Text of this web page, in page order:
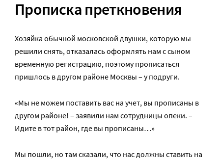
Прописка преткновения
Хозяйка обычной московской двушки, которую мы
решили снять, отказалась оформлять нам с сыном
временную регистрацию, поэтому прописаться
пришлось в другом районе Москвы – у подруги.
«Мы не можем поставить вас на учет, вы прописаны в
другом районе! – заявили нам сотрудницы опеки. –
Идите в тот район, где вы прописаны…»
Мы пошли, но там сказали, что нас должны ставить на